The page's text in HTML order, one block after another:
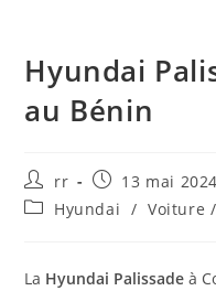
Hyundai
au Bénin
Auteur/autrice
de
rr
Publication
publiée :
13 mai 2024
PostHyundai / Voiture
La Hyundai Palissade à